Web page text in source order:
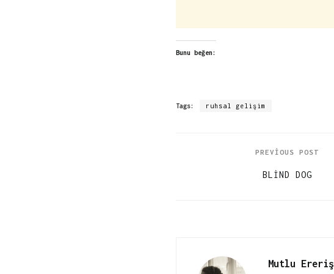
Bunu beğen:
Tags: ruhsal gelişim
PREVIOUS POST
BLIND DOG
Mutlu Ereriş